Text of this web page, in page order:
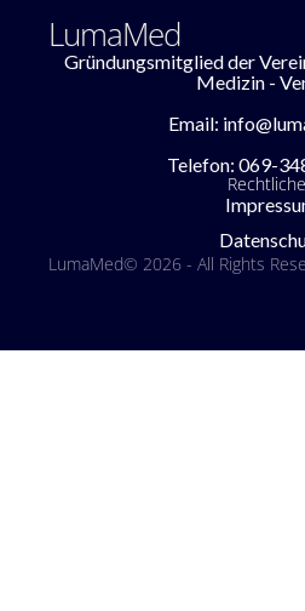
LumaMed
Gründungsmitglied der
Medizin -
Email:
Telefon: 069-
LumaMed© 2026 - All Rights